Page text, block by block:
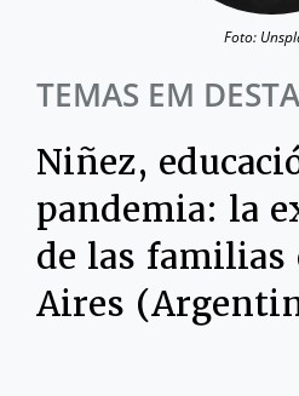
Foto:
TEMAS EM
Niñez,
pandemia: la
de las familias
Aires